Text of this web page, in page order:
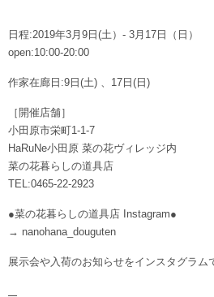
日程:2019年3月9日(土）- 3月17日（日）
open:10:00-20:00
作家在廊日:9日(土) 、17日(日)
［開催店舗］
小田原市栄町1-1-7
HaRuNe小田原 菜の花ヴィレッジ内
菜の花暮らしの道具店
TEL:0465-22-2923
●菜の花暮らしの道具店 Instagram●
→ nanohana_douguten
展示会や入荷のお知らせをインスタグラム